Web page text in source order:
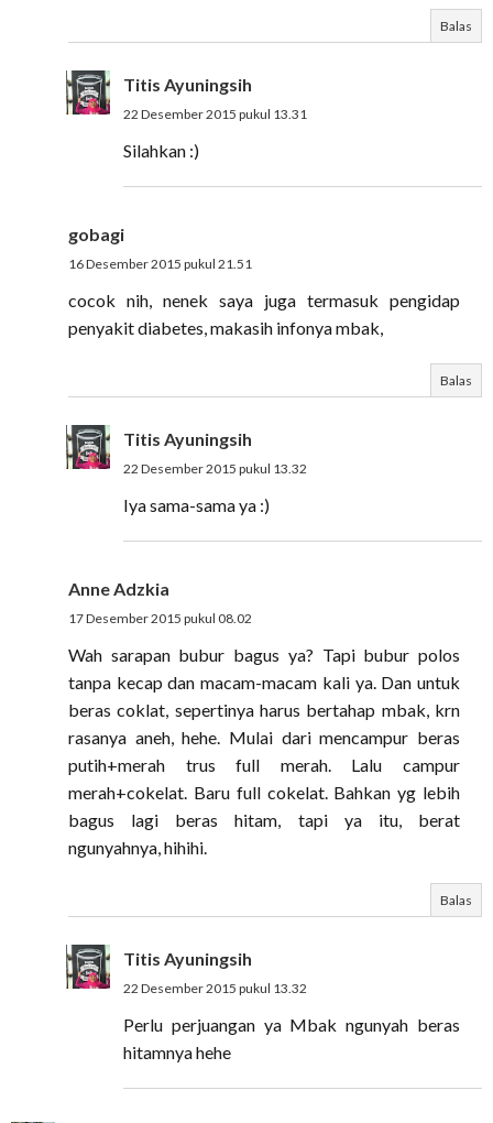
Balas
Titis Ayuningsih
22 Desember 2015 pukul 13.31
Silahkan :)
gobagi
16 Desember 2015 pukul 21.51
cocok nih, nenek saya juga termasuk pengidap
penyakit diabetes, makasih infonya mbak,
Balas
Titis Ayuningsih
22 Desember 2015 pukul 13.32
Iya sama-sama ya :)
Anne Adzkia
17 Desember 2015 pukul 08.02
Wah sarapan bubur bagus ya? Tapi bubur polos
tanpa kecap dan macam-macam kali ya. Dan untuk
beras coklat, sepertinya harus bertahap mbak, krn
rasanya aneh, hehe. Mulai dari mencampur beras
putih+merah trus full merah. Lalu campur
merah+cokelat. Baru full cokelat. Bahkan yg lebih
bagus lagi beras hitam, tapi ya itu, berat
ngunyahnya, hihihi.
Balas
Titis Ayuningsih
22 Desember 2015 pukul 13.32
Perlu perjuangan ya Mbak ngunyah beras
hitamnya hehe